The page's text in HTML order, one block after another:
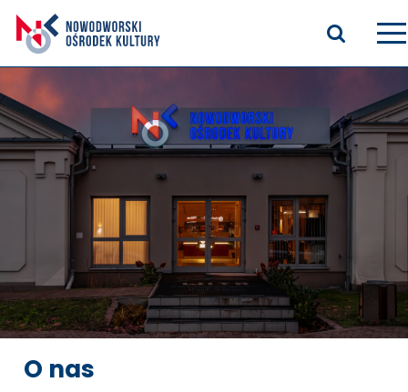
Aktualności
Kasyno Oficerskie
Kino
Zajęcia stałe
Kontakt
O nas